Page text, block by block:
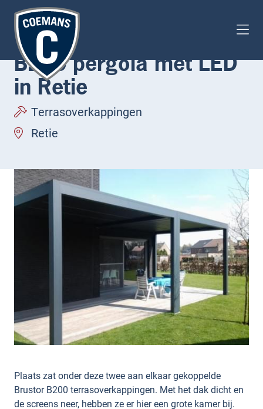
Gekoppelde Brustor
B200 pergola met LED
in Retie
Terrasoverkappingen
Retie
Plaats zat onder deze twee aan elkaar gekoppelde
Brustor B200 terrasoverkappingen. Met het dak dicht en
de screens neer, hebben ze er hier een grote kamer bij.